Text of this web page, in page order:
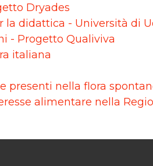
Dryades
la didattica - Università di
- Progetto Qualiviva
italiana
presenti nella flora
alimentare nella